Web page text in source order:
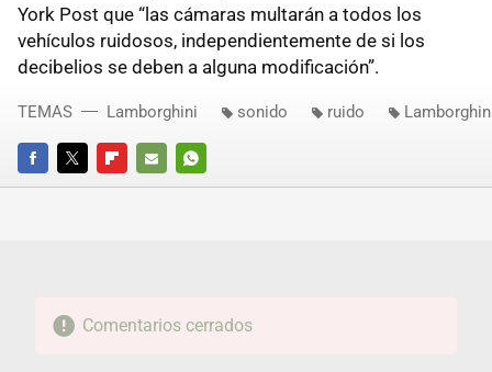
York Post que “las cámaras multarán a todos los
vehículos ruidosos, independientemente de si los
decibelios se deben a alguna modificación”.
FACEBOOKTWITTERFLIPBOARD
E-
WHATSAPP
TEMAS Lamborghini sonido ruido
Comentarios cerrados